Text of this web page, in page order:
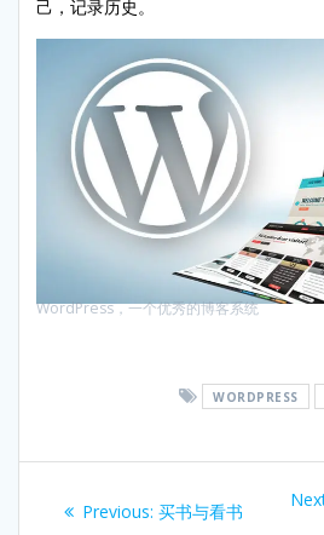
己，记录历史。
WordPress，一个优秀的博客系统
WORDPRESS
Previous: Previous
买书与看书